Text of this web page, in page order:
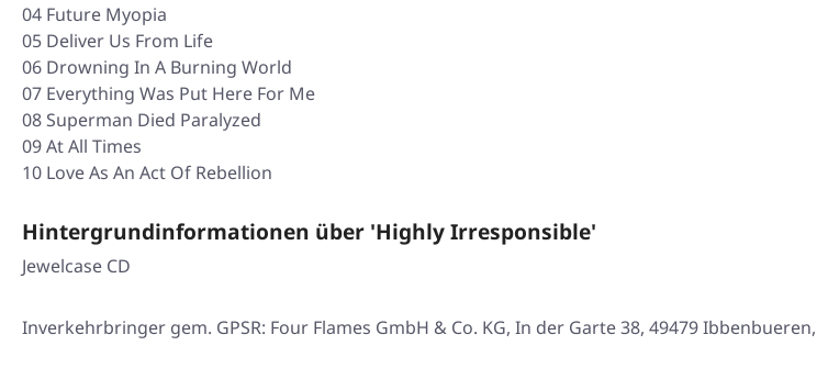
04 Future Myopia
05 Deliver Us From Life
06 Drowning In A Burning World
07 Everything Was Put Here For Me
08 Superman Died Paralyzed
09 At All Times
10 Love As An Act Of Rebellion
Hintergrundinformationen über 'Highly Irresponsible'
Jewelcase CD
Inverkehrbringer gem. GPSR: Four Flames GmbH & Co. KG, In der Garte 38, 49479